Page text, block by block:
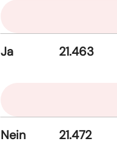
Ja 21.463
Nein 21.472